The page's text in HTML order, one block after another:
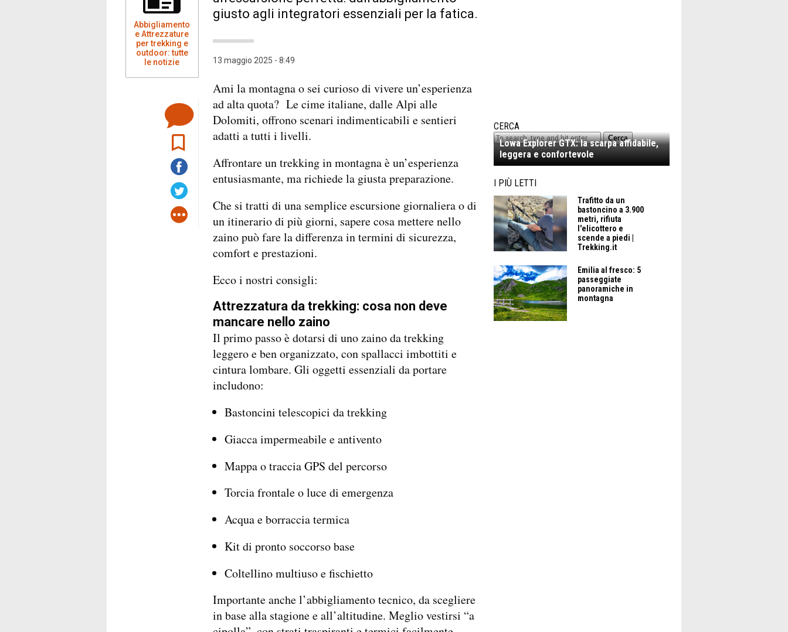
Abbigliamento
e Attrezzature
per trekking e
outdoor: tutte
le notizie
giusto agli integratori essenziali per la fatica.
13 maggio 2025 - 8:49
Ami la montagna o sei curioso di vivere un’esperienza
ad alta quota? Le cime italiane, dalle Alpi alle
Dolomiti, offrono scenari indimenticabili e sentieri
adatti a tutti i livelli.
Affrontare un trekking in montagna è un’esperienza
entusiasmante, ma richiede la giusta preparazione.
Che si tratti di una semplice escursione giornaliera o di
un itinerario di più giorni, sapere cosa mettere nello
zaino può fare la differenza in termini di sicurezza,
comfort e prestazioni.
Ecco i nostri consigli:
Attrezzatura da trekking: cosa non deve
mancare nello zaino
Il primo passo è dotarsi di uno zaino da trekking
leggero e ben organizzato, con spallacci imbottiti e
cintura lombare. Gli oggetti essenziali da portare
includono:
Bastoncini telescopici da trekking
Giacca impermeabile e antivento
Mappa o traccia GPS del percorso
Torcia frontale o luce di emergenza
Acqua e borraccia termica
Kit di pronto soccorso base
Coltellino multiuso e fischietto
Importante anche l’abbigliamento tecnico, da scegliere
in base alla stagione e all’altitudine. Meglio vestirsi “a
CERCA
Cerca
Lowa Explorer GTX: la scarpa affidabile,
leggera e confortevole
I PIÙ LETTI
Trafitto da un
bastoncino a 3.900
metri, rifiuta
l'elicottero e
scende a piedi |
Trekking.it
Emilia al fresco: 5
passeggiate
panoramiche in
montagna